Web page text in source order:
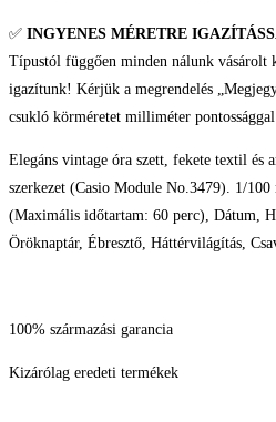
✅ INGYENES MÉRETRE
Típustól függően minden nálunk vásárolt
igazítunk! Kérjük a megrendelés
csukló körméretet milliméter
Elegáns vintage óra szett, fekete textil és
szerkezet (Casio Module No.3479). 1/100
(Maximális időtartam: 60 perc), Dátum,
Öröknaptár, Ébresztő, Háttérvilágítás,
100% származási garancia
Kizárólag eredeti termékek